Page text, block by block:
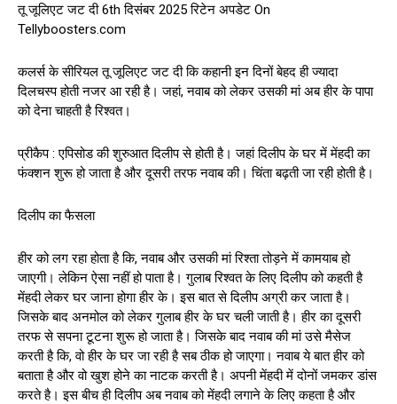
तू जूलिएट जट दी 6th दिसंबर 2025 रिटेन अपडेट On
Tellyboosters.com
कलर्स के सीरियल तू जूलिएट जट दी कि कहानी इन दिनों बेहद ही ज्यादा
दिलचस्प होती नजर आ रही है। जहां, नवाब को लेकर उसकी मां अब हीर के पापा
को देना चाहती है रिश्वत।
प्रीकैप : एपिसोड की शुरुआत दिलीप से होती है। जहां दिलीप के घर में मेंहदी का
फंक्शन शुरू हो जाता है और दूसरी तरफ नवाब की। चिंता बढ़ती जा रही होती है।
दिलीप का फैसला
हीर को लग रहा होता है कि, नवाब और उसकी मां रिश्ता तोड़ने में कामयाब हो
जाएगी। लेकिन ऐसा नहीं हो पाता है। गुलाब रिश्वत के लिए दिलीप को कहती है
मेंहदी लेकर घर जाना होगा हीर के। इस बात से दिलीप अग्री कर जाता है।
जिसके बाद अनमोल को लेकर गुलाब हीर के घर चली जाती है। हीर का दूसरी
तरफ से सपना टूटना शुरू हो जाता है। जिसके बाद नवाब की मां उसे मैसेज
करती है कि, वो हीर के घर जा रही है सब ठीक हो जाएगा। नवाब ये बात हीर को
बताता है और वो खुश होने का नाटक करती है। अपनी मेंहदी में दोनों जमकर डांस
करते है। इस बीच ही दिलीप अब नवाब को मेंहदी लगाने के लिए कहता है और